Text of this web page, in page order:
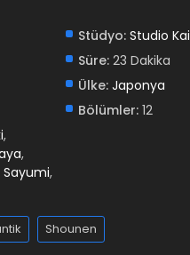
Stüdyo: Studio Kai
Süre:23 Dakika
Ülke: Japonya
Bölümler:12
,
,
Sayumi,
Shounen